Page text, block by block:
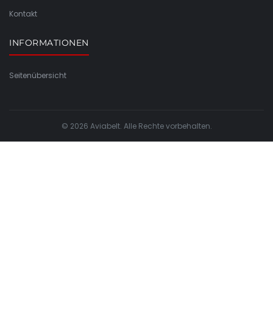
Kontakt
INFORMATIONEN
Seitenübersicht
© 2026 Aviabelt. Alle Rechte vorbehalten.